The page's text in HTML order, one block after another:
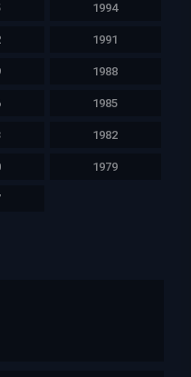
1994
1991
1988
1985
1982
1979